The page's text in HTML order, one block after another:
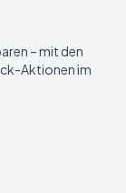
– mit den
Aktionen im